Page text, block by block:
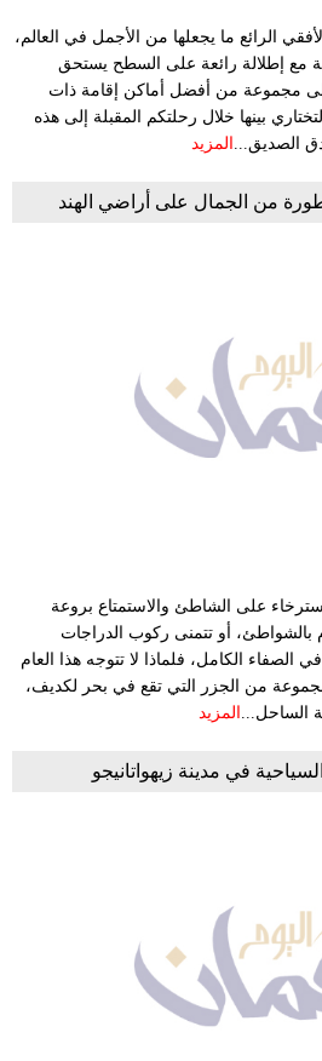
الرائع ما يجعلها من الأجمل في العالم،
مع إطلالة رائعة على السطح يستحق
مجموعة من أفضل أماكن إقامة ذات
بينها خلال رحلتكم المقبلة إلى هذه
الصديق... المزيد
من الجمال على أراضي الهند
على الشاطئ والاستمتاع بروعة
بالشواطئ، أو تتمنى ركوب الدراجات
الكامل، فلماذا لا تتوجه هذا العام
من الجزر التي تقع في بحر لكديف،
المزيد
في مدينة زيهواتانيجو